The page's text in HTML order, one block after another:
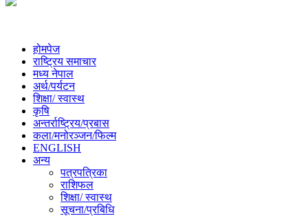
होमपेज
राष्ट्रिय समाचार
मध्य नेपाल
अर्थ/पर्यटन
शिक्षा/ स्वास्थ
कृषि
अन्तर्राष्ट्रिय/प्रबास
कला/मनोरञ्जन/फिल्म
ENGLISH
अन्य
पत्रपत्रिका
राशिफल
शिक्षा/ स्वास्थ
सूचना/प्रबिधि